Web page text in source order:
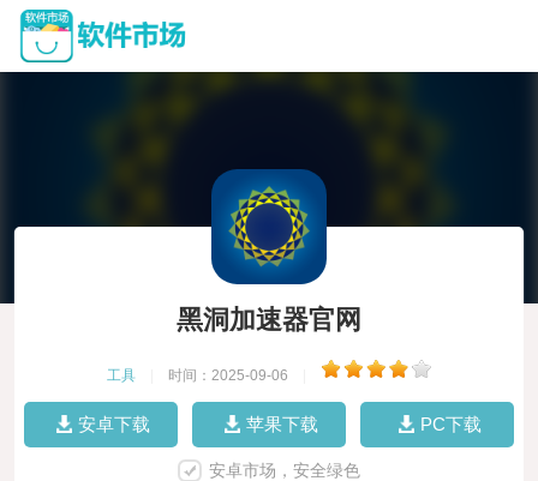
黑洞加速器官网
工具 时间：2025-09-06
安卓下载 苹果下载 PC下载
安卓市场，安全绿色